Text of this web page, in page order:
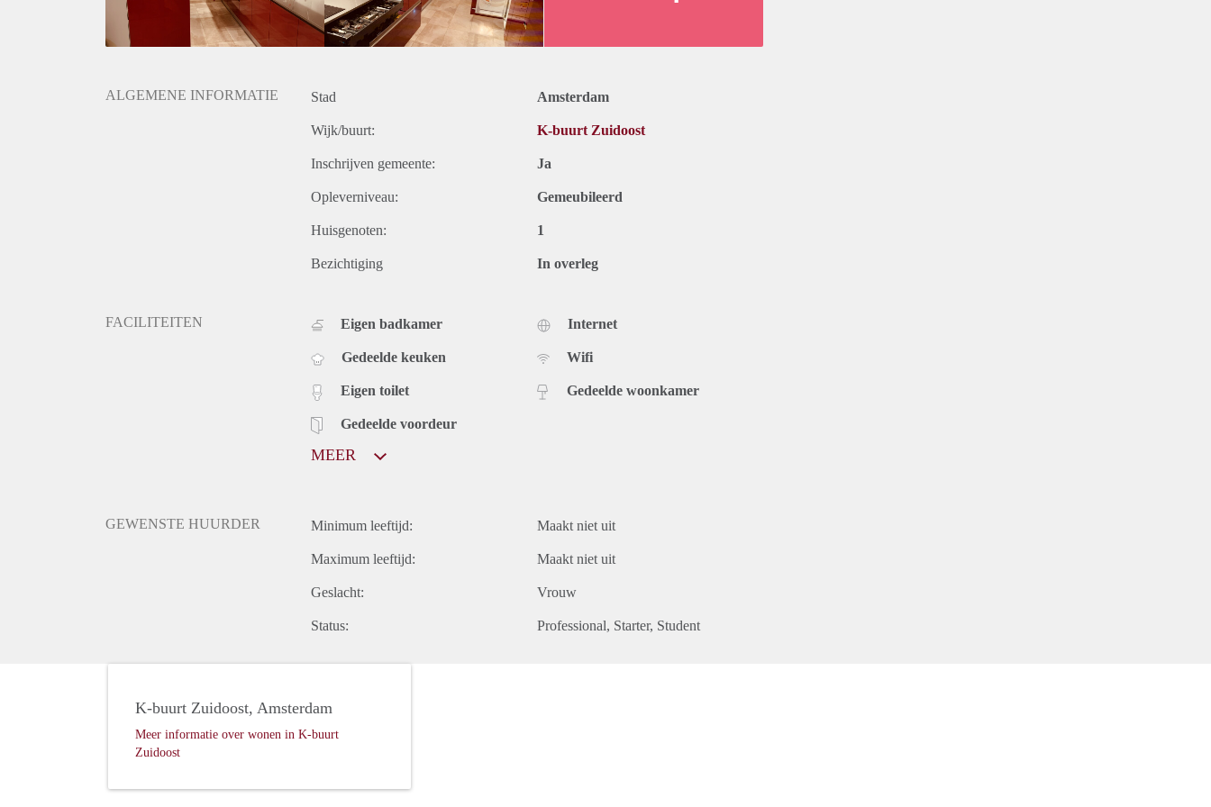
ALGEMENE INFORMATIE Stad Amsterdam
Wijk/buurt: K-buurt Zuidoost
Inschrijven gemeente: Ja
Opleverniveau: Gemeubileerd
Huisgenoten: 1
Bezichtiging In overleg
FACILITEITEN Eigen badkamer
Gedeelde keuken
Eigen toilet
Gedeelde voordeur
Internet
Wifi
Gedeelde woonkamer
MEER
GEWENSTE HUURDER Minimum leeftijd: Maakt niet uit
Maximum leeftijd: Maakt niet uit
Geslacht: Vrouw
Status: Professional Starter Student
K-buurt Zuidoost, Amsterdam
Meer informatie over wonen in K-buurt
Zuidoost